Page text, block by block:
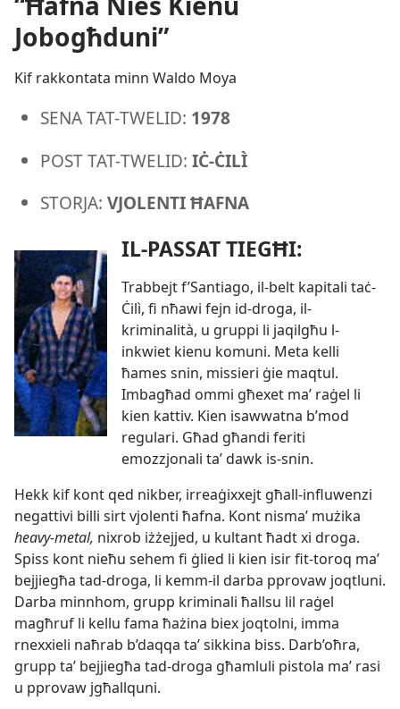
Jobogħduni”
Kif rakkontata minn Waldo Moya
SENA TAT-TWELID: 1978
POST TAT-TWELID: IĊ-ĊILÌ
STORJA: VJOLENTI ĦAFNA
IL-PASSAT TIEGĦI:
Trabbejt f’Santiago, il-belt kapitali taċ-
Ċilì, fi nħawi fejn id-droga, il-
kriminalità, u gruppi li jaqilgħu l-
inkwiet kienu komuni. Meta kelli
ħames snin, missieri ġie maqtul.
Imbagħad ommi għexet maʼ raġel li
kien kattiv. Kien isawwatna b’mod
regulari. Għad għandi feriti
emozzjonali taʼ dawk is-snin.
Hekk kif kont qed nikber, irreaġixxejt għall-influwenzi
negattivi billi sirt vjolenti ħafna. Kont nismaʼ mużika
heavy-metal, nixrob iżżejjed, u kultant ħadt xi droga.
Spiss kont nieħu sehem fi ġlied li kien isir fit-toroq maʼ
bejjiegħa tad-droga, li kemm-il darba pprovaw joqtluni.
Darba minnhom, grupp kriminali ħallsu lil raġel
magħruf li kellu fama ħażina biex joqtolni, imma
rnexxieli naħrab b’daqqa taʼ sikkina biss. Darb’oħra,
grupp taʼ bejjiegħa tad-droga għamluli pistola maʼ rasi
u pprovaw jgħallquni.